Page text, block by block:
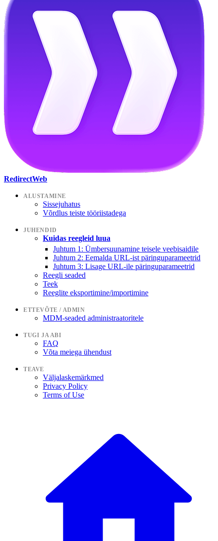
RedirectWeb
ALUSTAMINE
Sissejuhatus
Võrdlus teiste tööriistadega
JUHENDID
Kuidas reegleid luua
Juhtum 1: Ümbersuunamine teisele veebisaidile
Juhtum 2: Eemalda URL-ist päringuparameetrid
Juhtum 3: Lisage URL-ile päringuparameetrid
Reegli seaded
Teek
Reeglite eksportimine/importimine
ETTEVÕTE / ADMIN
MDM-seaded administraatoritele
TUGI JA ABI
FAQ
Võta meiega ühendust
TEAVE
Väljalaskemärkmed
Privacy Policy
Terms of Use